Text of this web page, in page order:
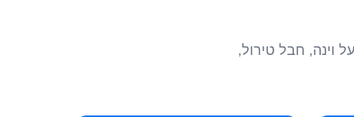
וינה, חבל טירול,